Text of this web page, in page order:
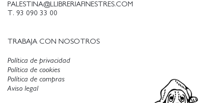
PALESTINA@LLIBRERIAFINESTRES.COM
T. 93 090 33 00
TRABAJA CON NOSOTROS
Política de privacidad
Política de cookies
Aviso legal
Política de compras